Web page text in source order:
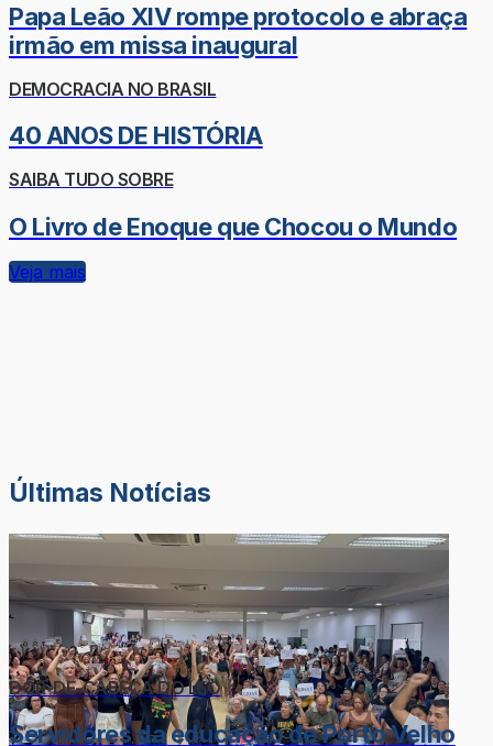
Papa Leão XIV rompe protocolo e abraça
irmão em missa inaugural
DEMOCRACIA NO BRASIL
40 ANOS DE HISTÓRIA
SAIBA TUDO SOBRE
O Livro de Enoque que Chocou o Mundo
Veja mais
Últimas Notícias
DOR-DE-CABEÇA DO LÉO
Servidores da educação de Porto Velho